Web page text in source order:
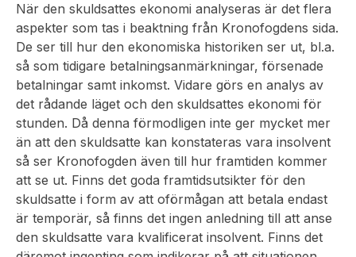
När den skuldsattes ekonomi analyseras är det flera
aspekter som tas i beaktning från Kronofogdens sida.
De ser till hur den ekonomiska historiken ser ut, bl.a.
så som tidigare betalningsanmärkningar, försenade
betalningar samt inkomst. Vidare görs en analys av
det rådande läget och den skuldsattes ekonomi för
stunden. Då denna förmodligen inte ger mycket mer
än att den skuldsatte kan konstateras vara insolvent
så ser Kronofogden även till hur framtiden kommer
att se ut. Finns det goda framtidsutsikter för den
skuldsatte i form av att oförmågan att betala endast
är temporär, så finns det ingen anledning till att anse
den skuldsatte vara kvalificerat insolvent. Finns det